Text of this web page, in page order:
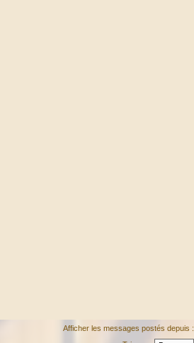
Afficher les messages postés depuis :